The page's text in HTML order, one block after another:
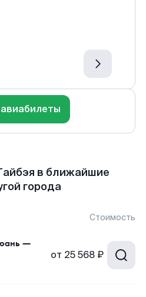
в ближайшие
города
Стоимость
—
от 25 568 ₽